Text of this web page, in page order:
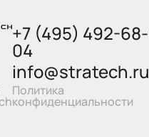
+7 (495) 492-68-
04
info@stratech.ru
Политика
конфиденциальности